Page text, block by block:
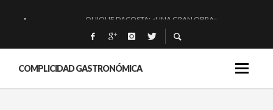
QUIQUE DACOSTA: «UNA GRAN OBRA»
EL BARUCO DE ANERO: MUCHO MÁS QUE UN BAR.
MONTIA: ESENCIAL Y BRILLANTE.
COMPLICIDAD GASTRONÓMICA